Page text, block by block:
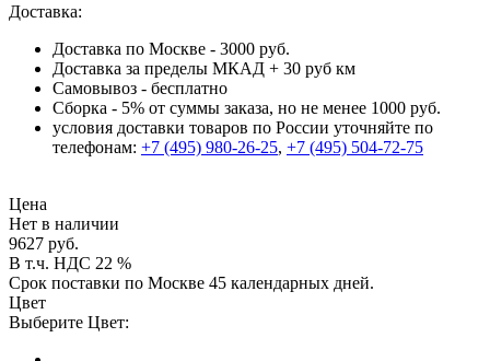
Доставка:
Доставка по Москве - 3000 руб.
Доставка за пределы МКАД + 30 руб км
Самовывоз - бесплатно
Сборка - 5% от суммы заказа, но не менее 1000 руб.
условия доставки товаров по России уточняйте по
телефонам: +7 (495) 980-26-25, +7 (495) 504-72-75
Цена
Нет в наличии
9627 руб.
В т.ч. НДС 22 %
Срок поставки по Москве 45 календарных дней.
Цвет
Выберите Цвет: